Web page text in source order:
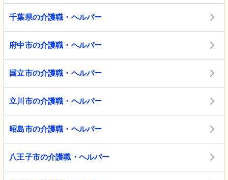
千葉県の介護職・ヘルパー
府中市の介護職・ヘルパー
国立市の介護職・ヘルパー
立川市の介護職・ヘルパー
昭島市の介護職・ヘルパー
八王子市の介護職・ヘルパー